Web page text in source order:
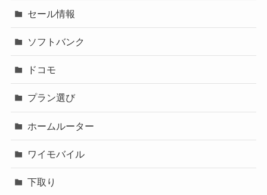
セール情報
ソフトバンク
ドコモ
プラン選び
ホームルーター
ワイモバイル
下取り